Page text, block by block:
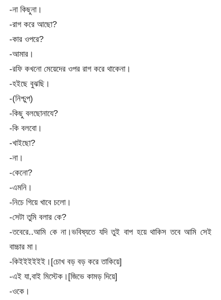
-না কিছুনা।
-রাগ করে আছো?
-কার ওপরে?
-আমার।
-রফি কখনো মেয়েদের ওপর রাগ করে থাকেনা।
-হইছে বুঝছি।
-(নিশ্চুপ)
-কিছু বলছোনাযে?
-কি বলবো।
-খাইছো?
-না।
-কেনো?
-এমনি।
-নিচে গিয়ে খাবে চলো।
-সেটা তুমি বলার কে?
-তবেরে..আমি কে না।ভবিষ্যতে যদি তুই বাপ হয়ে থাকিস তবে আমি সেই
বাচ্চার মা।
-কিইইইইইই।[চোখ বড় বড় করে তাকিয়ে]
-এই যা,বাই মিস্টেক।[জিভে কামড় দিয়ে]
-ওকে।